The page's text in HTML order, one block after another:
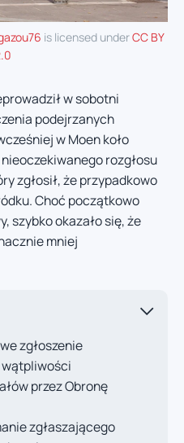
is licensed underCC BY
w sobotni
podejrzanych
w Moen koło
rozgłosu
zgłosił, że przypadkowo
Choć początkowo
szybko okazało się, że
mniej
zgłoszenie
przez Obronę
zgłaszającego